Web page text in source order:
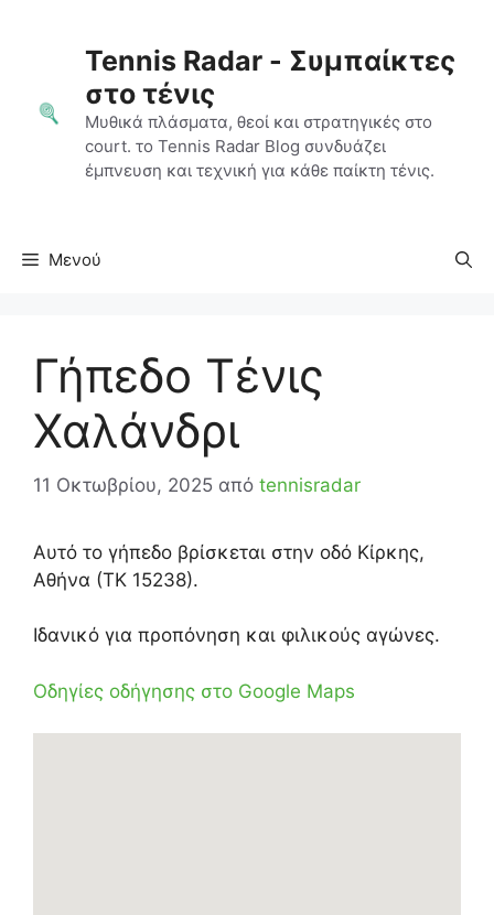
περιεχόμενοTennis Radar - Συμπαίκτες
στο τένις
Μυθικά πλάσματα, θεοί και στρατηγικές στο
court. το Tennis Radar Blog συνδυάζει
έμπνευση και τεχνική για κάθε παίκτη τένις.
Μενού
Γήπεδο Τένις
Χαλάνδρι
11 Οκτωβρίου, 2025 από tennisradar
Αυτό το γήπεδο βρίσκεται στην οδό Κίρκης,
Αθήνα (ΤΚ 15238).
Ιδανικό για προπόνηση και φιλικούς αγώνες.
Οδηγίες οδήγησης στο Google Maps